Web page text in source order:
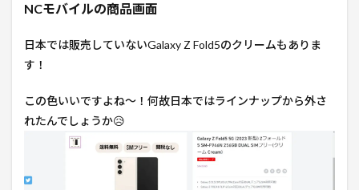
NCモバイルの商品画面
日本では販売していないGalaxy Z Fold5のクリームもありま
す！
この色いいですよね～！何故日本ではラインナップから外さ
れたんでしょうか😥